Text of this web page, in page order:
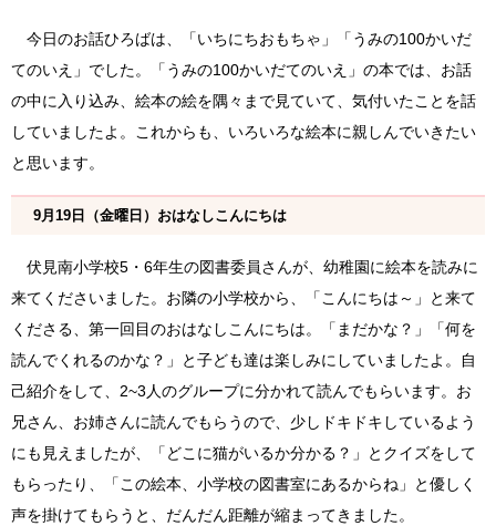
今日のお話ひろばは、「いちにちおもちゃ」「うみの100かいだ
てのいえ」でした。「うみの100かいだてのいえ」の本では、お話
の中に入り込み、絵本の絵を隅々まで見ていて、気付いたことを話
していましたよ。これからも、いろいろな絵本に親しんでいきたい
と思います。
9月19日（金曜日）おはなしこんにちは
伏見南小学校5・6年生の図書委員さんが、幼稚園に絵本を読みに
来てくださいました。お隣の小学校から、「こんにちは～」と来て
くださる、第一回目のおはなしこんにちは。「まだかな？」「何を
読んでくれるのかな？」と子ども達は楽しみにしていましたよ。自
己紹介をして、2~3人のグループに分かれて読んでもらいます。お
兄さん、お姉さんに読んでもらうので、少しドキドキしているよう
にも見えましたが、「どこに猫がいるか分かる？」とクイズをして
もらったり、「この絵本、小学校の図書室にあるからね」と優しく
声を掛けてもらうと、だんだん距離が縮まってきました。